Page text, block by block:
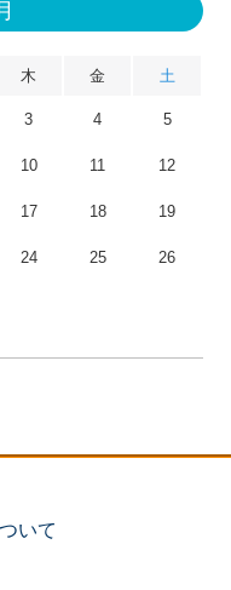
木 金 土
3 4 5
10 11 12
17 18 19
24 25 26
いて